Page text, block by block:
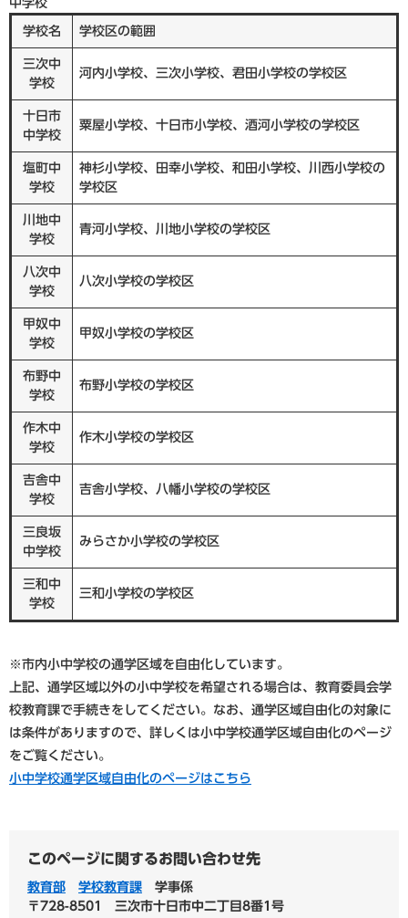
中学校
学校名 学校区の範囲
三次中
学校
河内小学校、三次小学校、君田小学校の学校区
十日市
中学校
粟屋小学校、十日市小学校、酒河小学校の学校区
塩町中
学校
神杉小学校、田幸小学校、和田小学校、川西小学校の
学校区
川地中
学校
青河小学校、川地小学校の学校区
八次中
学校
八次小学校の学校区
甲奴中
学校
甲奴小学校の学校区
布野中
学校
布野小学校の学校区
作木中
学校
作木小学校の学校区
吉舎中
学校
吉舎小学校、八幡小学校の学校区
三良坂
中学校
みらさか小学校の学校区
三和中
学校
三和小学校の学校区
※市内小中学校の通学区域を自由化しています。
上記、通学区域以外の小中学校を希望される場合は、教育委員会学
校教育課で手続きをしてください。なお、通学区域自由化の対象に
は条件がありますので、詳しくは小中学校通学区域自由化のページ
をご覧ください。
小中学校通学区域自由化のページはこちら
このページに関するお問い合わせ先
教育部 学校教育課
学事係
〒728-8501
三次市十日市中二丁目8番1号